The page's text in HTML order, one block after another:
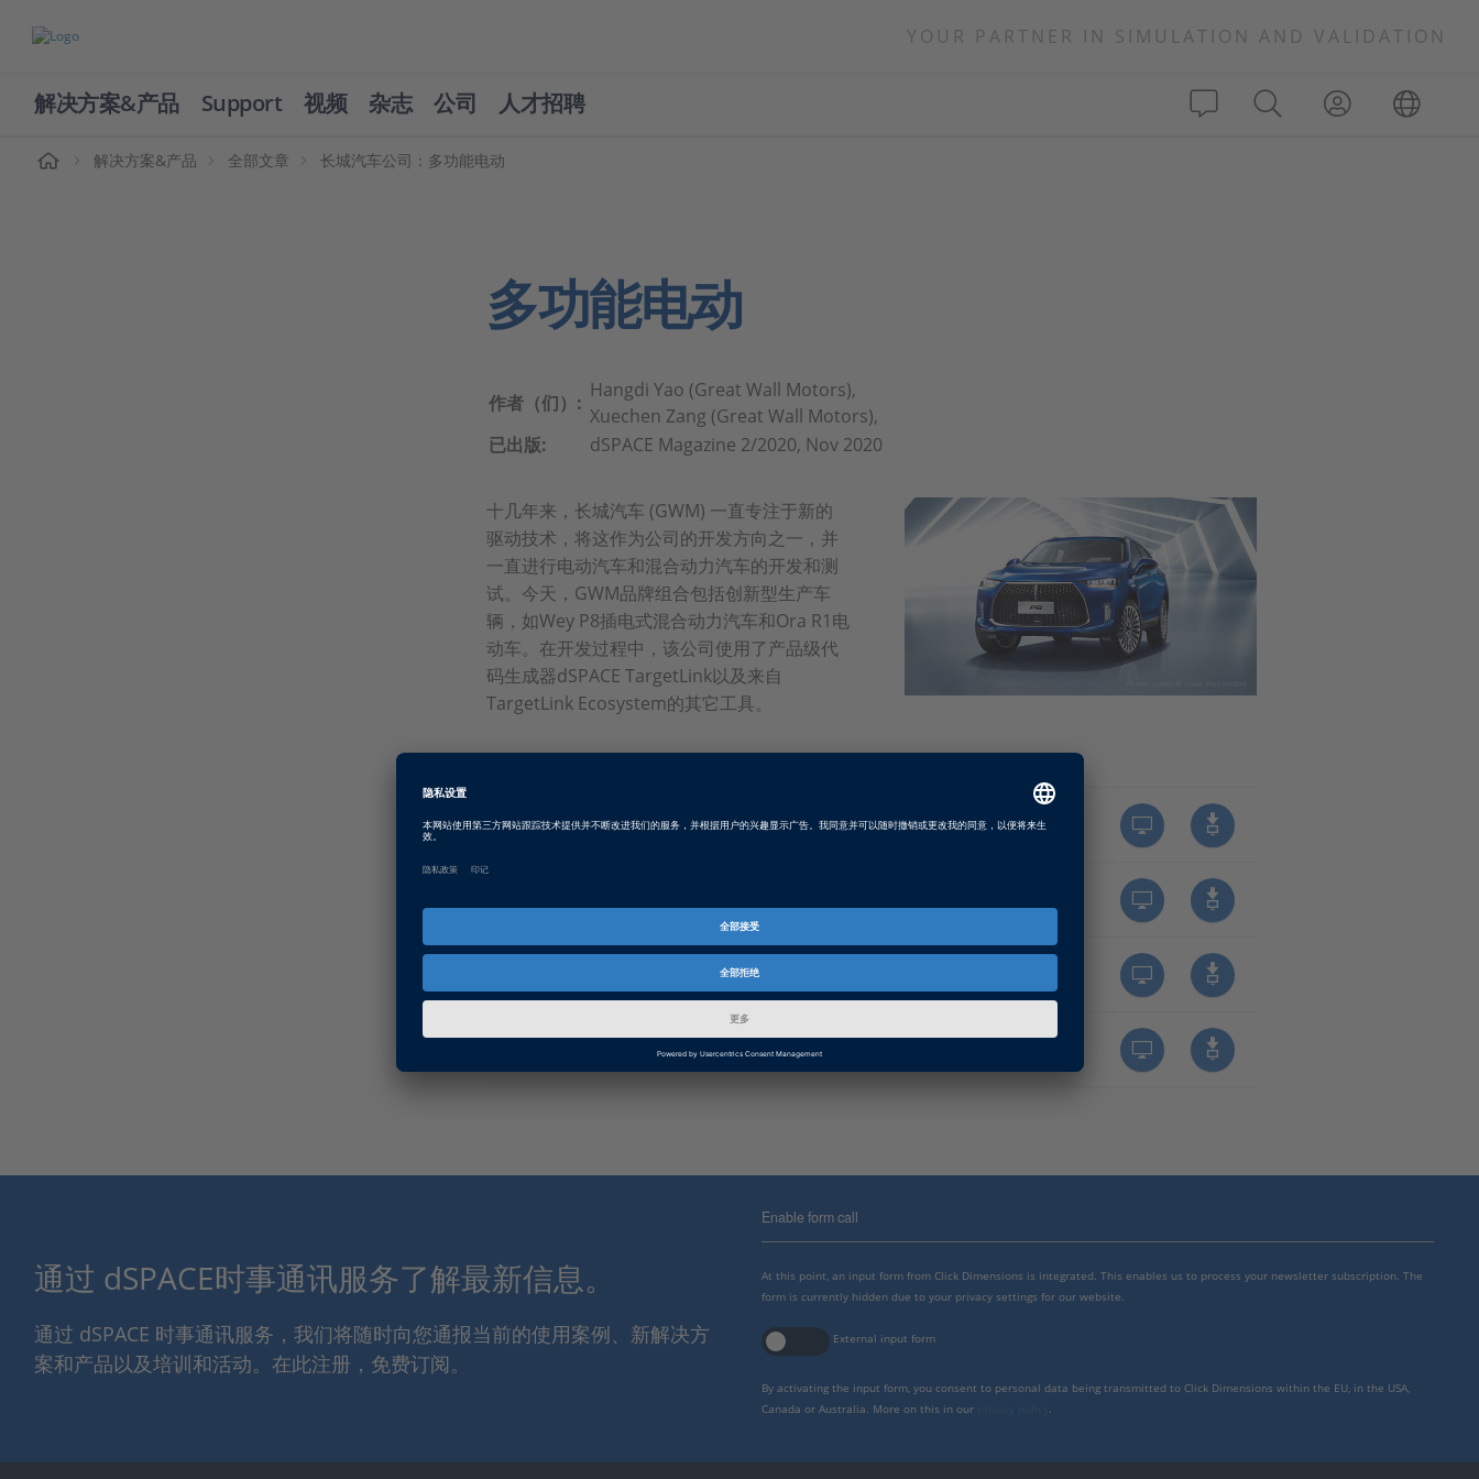
YOUR PARTNER IN SIMULATION AND VALIDATION
解决方案&产品 Support 视频 杂志 公司 人才招聘
解决方案&产品 全部文章 长城汽车公司：多功能电动
多功能电动
作者（们）:
Hangdi Yao (Great Wall Motors),
Xuechen Zang (Great Wall Motors),
已出版:
dSPACE Magazine 2/2020, Nov 2020
十几年来，长城汽车 (GWM) 一直专注于新的
驱动技术，将这作为公司的开发方向之一，并
一直进行电动汽车和混合动力汽车的开发和测
试。今天，GWM品牌组合包括创新型生产车
辆，如Wey P8插电式混合动力汽车和Ora R1电
动车。在开发过程中，该公司使用了产品级代
码生成器dSPACE TargetLink以及来自
TargetLink Ecosystem的其它工具。
PDF, 2408 KB
PDF, 1667 KB
英語: The Versatile Electric
日语: The Versatile Electric
PDF, 1780 KB
通过 dSPACE时事通讯服务了解最新信息。
通过 dSPACE 时事通讯服务，我们将随时向您通报当前的使用案例、新解决方
案和产品以及培训和活动。在此注册，免费订阅。
Enable form call
At this point, an input form from Click Dimensions is integrated. This enables us to process your newsletter subscription. The
form is currently hidden due to your privacy settings for our website.
External input form
By activating the input form, you consent to personal data being transmitted to Click Dimensions within the EU, in the USA,
Canada or Australia. More on this in our